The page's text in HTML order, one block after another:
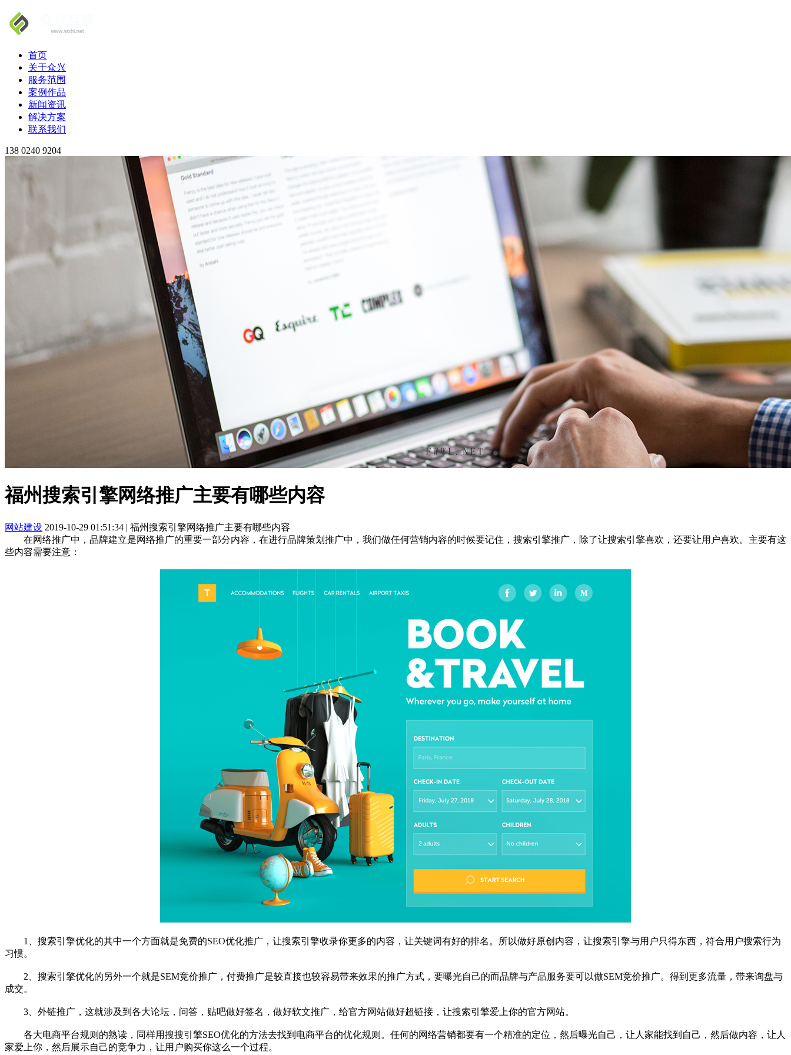
首页
关于众兴
服务范围
案例作品
新闻资讯
解决方案
联系我们
138 0240 9204
福州搜索引擎网络推广主要有哪些内容
网站建设 2019-10-29 01:51:34 | 福州搜索引擎网络推广主要有哪些内容
在网络推广中，品牌建立是网络推广的重要一部分内容，在进行品牌策划推广中，我们做任何营销内容的时候要记住，搜索引擎推广，除了让搜索引擎喜欢，还要让用户喜欢。主要有这
些内容需要注意：
1、搜索引擎优化的其中一个方面就是免费的SEO优化推广，让搜索引擎收录你更多的内容，让关键词有好的排名。所以做好原创内容，让搜索引擎与用户只得东西，符合用户搜索行为
习惯。
2、搜索引擎优化的另外一个就是SEM竞价推广，付费推广是较直接也较容易带来效果的推广方式，要曝光自己的而品牌与产品服务要可以做SEM竞价推广。得到更多流量，带来询盘与
成交。
3、外链推广，这就涉及到各大论坛，问答，贴吧做好签名，做好软文推广，给官方网站做好超链接，让搜索引擎爱上你的官方网站。
各大电商平台规则的熟读，同样用搜搜引擎SEO优化的方法去找到电商平台的优化规则。任何的网络营销都要有一个精准的定位，然后曝光自己，让人家能找到自己，然后做内容，让人
家爱上你，然后展示自己的竞争力，让用户购买你这么一个过程。